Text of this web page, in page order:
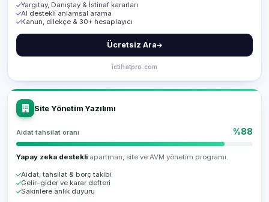
Yargıtay, Danıştay & İstinaf kararları
AI destekli anlamsal arama
Kanun, dilekçe & 30+ hesaplayıcı
Ücretsiz Ara
ictihatpro.com
Site Yönetim Yazılımı
Aidat tahsilat oranı %88
Yapay zeka destekli apartman, site ve AVM yönetim programı.
Aidat, tahsilat & borç takibi
Gelir–gider ve karar defteri
Sakinlere anlık duyuru